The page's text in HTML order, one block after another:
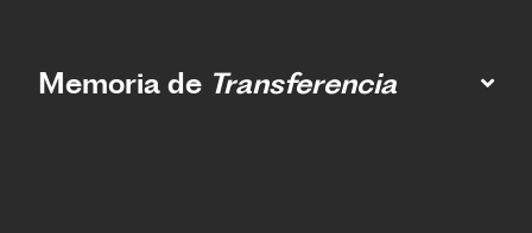
Memoria de Transferencia